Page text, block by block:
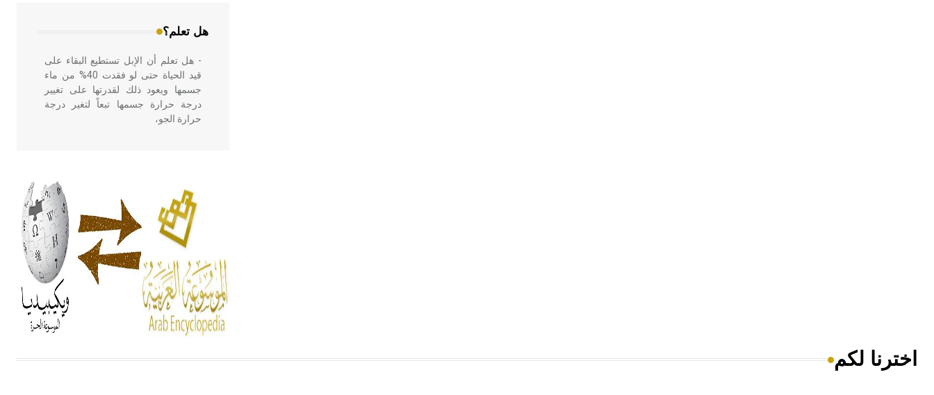
هل تعلم؟
- هل تعلم أن الإبل تستطيع البقاء على
قيد الحياة حتى لو فقدت 40% من ماء
جسمها ويعود ذلك لقدرتها على تغيير
درجة حرارة جسمها تبعاً لتغير درجة
حرارة الجو،
أربعة مؤلفات هي: الحكم، الأدلة، تنظيم
التغذية، ورسالته في جروح الرأس.
ويعود له الفضل بأنه حرر الطب من
الدين والفلسفة.
- هل تعلم أن المرجان إفراز حيواني
يتكون في البحر ويتركب من مادة
كربونات الكلسيوم، وهو أحمر أو شديد
الحمرة وهو أجود أنواعه، ويمتاز بكبر
الحجم ويسمى الش
اخترنا لكم